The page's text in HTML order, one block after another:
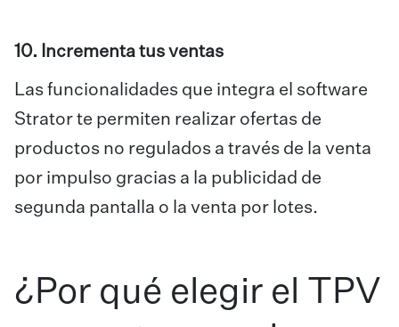
10. Incrementa tus ventas
Las funcionalidades que integra el software
Strator te permiten realizar ofertas de
productos no regulados a través de la venta
por impulso gracias a la publicidad de
segunda pantalla o la venta por lotes.
¿Por qué elegir el TPV